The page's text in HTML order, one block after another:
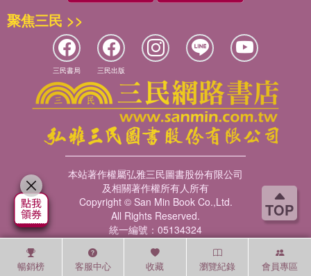
TOP
暢銷榜 客服中心 收藏 瀏覽紀錄 會員專區
聚焦三民 >>
三民書局 三民出版
本站著作權屬弘雅三民圖書股份有限公司
及相關著作權所有人所有
Copyright © San Min Book Co.,Ltd.
All Rights Reserved.
統一編號：05134324